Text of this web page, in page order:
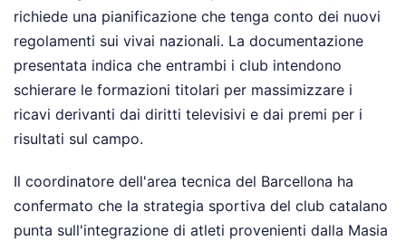
richiede una pianificazione che tenga conto dei nuovi
regolamenti sui vivai nazionali. La documentazione
presentata indica che entrambi i club intendono
schierare le formazioni titolari per massimizzare i
ricavi derivanti dai diritti televisivi e dai premi per i
risultati sul campo.
Il coordinatore dell'area tecnica del Barcellona ha
confermato che la strategia sportiva del club catalano
punta sull'integrazione di atleti provenienti dalla Masia